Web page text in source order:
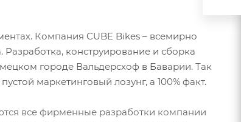
Компания CUBE Bikes – всемирно
конструирование и сборка
городе Вальдерсхоф в Баварии. Так
маркетинговый лозунг, а 100% факт.
все фирменные разработки компании